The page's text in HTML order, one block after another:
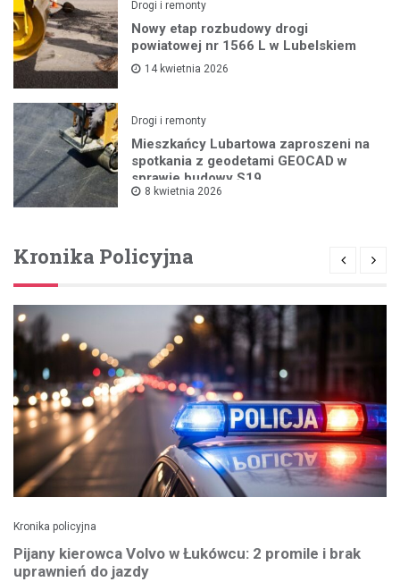
Drogi i remonty
Nowy etap rozbudowy drogi
powiatowej nr 1566 L w Lubelskiem
14 kwietnia 2026
Drogi i remonty
Mieszkańcy Lubartowa zaproszeni na
spotkania z geodetami GEOCAD w
sprawie budowy S19
8 kwietnia 2026
Kronika Policyjna
Kronika policyjna
Pijany kierowca Volvo w Łukówcu: 2 promile i brak
uprawnień do jazdy